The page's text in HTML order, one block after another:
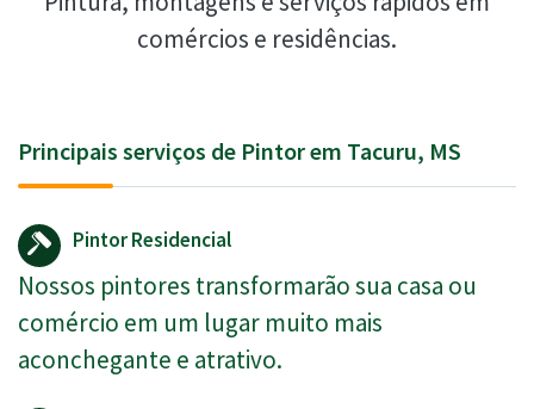
comércios e residências.
Principais serviços de Pintor em Tacuru, MS
Pintor Residencial
Nossos pintores transformarão sua casa ou
comércio em um lugar muito mais
aconchegante e atrativo.